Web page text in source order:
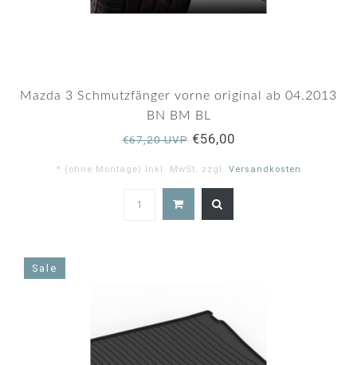
Mazda 3 Schmutzfänger vorne original ab 04.2013
BN BM BL
€67,20 UVP€56,00
* (ohne Montage) Inkl. MwSt. zzgl. Versandkosten
Sale